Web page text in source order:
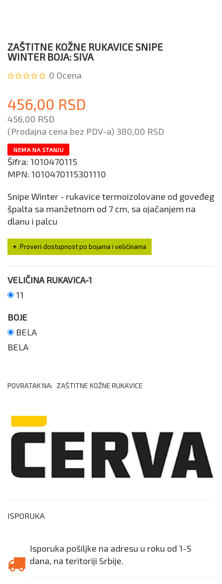
ZAŠTITNE KOŽNE RUKAVICE SNIPE
WINTER BOJA: SIVA
0 Ocena
456,00 RSD
456,00 RSD
(Prodajna cena bez PDV-a) 380,00 RSD
NEMA NA STANJU
Šifra: 1010470115
MPN: 1010470115301110
Snipe Winter - rukavice termoizolovane od goveđeg
špalta sa manžetnom od 7 cm, sa ojačanjem na
dlanu i palcu
Proveri dostupnost po bojama i veličinama
VELIČINA RUKAVICA-1
11
BOJE
BELA
BELA
POVRATAK NA: ZAŠTITNE KOŽNE RUKAVICE
ISPORUKA
Isporuka pošiljke na adresu u roku od 1-5
dana, na teritoriji Srbije.